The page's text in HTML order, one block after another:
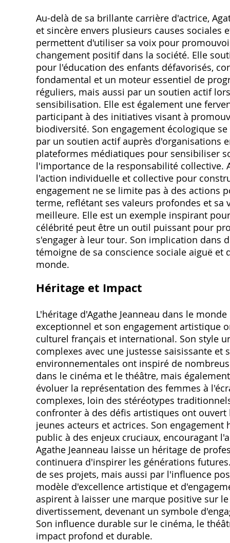
Au-delà de sa brillante carrière d'actrice,
et sincère envers plusieurs causes
permettent d'utiliser sa voix pour
changement positif dans la société. Elle
pour l'éducation des enfants défavorisés,
fondamental et un moteur essentiel de
réguliers, mais aussi par un soutien actif
sensibilisation. Elle est également une
participant à des initiatives visant à
biodiversité. Son engagement écologique
par un soutien actif auprès d'organisations
plateformes médiatiques pour sensibiliser
l'importance de la responsabilité collective.
l'action individuelle et collective pour
engagement ne se limite pas à des actions
terme, reflétant ses valeurs profondes et
meilleure. Elle est un exemple inspirant
célébrité peut être un outil puissant pour
s'engager à leur tour. Son implication dans
témoigne de sa conscience sociale aiguë
monde.
Héritage et Impact
L'héritage d'Agathe Jeanneau dans le
exceptionnel et son engagement artistique
culturel français et international. Son style
complexes avec une justesse saisissante
environnementales ont inspiré de
dans le cinéma et le théâtre, mais
évoluer la représentation des femmes à
complexes, loin des stéréotypes
confronter à des défis artistiques ont
jeunes acteurs et actrices. Son
public à des enjeux cruciaux, encouragant
Agathe Jeanneau laisse un héritage de
continuera d'inspirer les générations
de ses projets, mais aussi par l'influence
modèle d'excellence artistique et
aspirent à laisser une marque positive sur
divertissement, devenant un symbole
Son influence durable sur le cinéma, le
impact profond et durable.